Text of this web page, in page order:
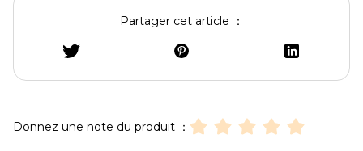
Partager cet article ：
Donnez une note du produit ：